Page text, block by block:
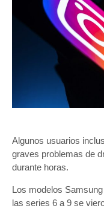
Algunos usuarios
graves problemas de
durante horas.
Los modelos
las series 6 a 9 se